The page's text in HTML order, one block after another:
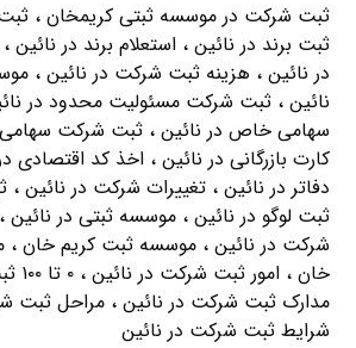
ثبت شرکت در موسسه ثبتی کریمخان ،
ثبت برند در نائين ، استعلام برند در
در نائين ، هزینه ثبت شرکت در نائين ،
نائين ، ثبت شرکت مسئولیت محدود در
سهامی خاص در نائين ، ثبت شرکت سهامی
کارت بازرگانی در نائين ، اخذ کد اقتصادی
دفاتر در نائين ، تغییرات شرکت در نائين
ثبت لوگو در نائين ، موسسه ثبتی در
شرکت در نائين ، موسسه ثبت کریم خان ،
خان
مدارک ثبت شرکت در نائين ، مراحل ثبت
شرایط ثبت شرکت در نائين